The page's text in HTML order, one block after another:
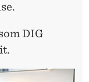
DIG